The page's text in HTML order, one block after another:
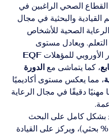
الصحي الراغبين في
القيادية والبحثية في مجال
الصحية للأشخاص
ويعادل مستوى
الأوروبي للمؤهلات
، كما يتماشى مع الدورة
، مما يعكس مستوى أكاديميًا
دقيقًا في مجال الرعاية
بشكل كامل على البحث
العلمي (100% بحثي)، ويركز على القيادة